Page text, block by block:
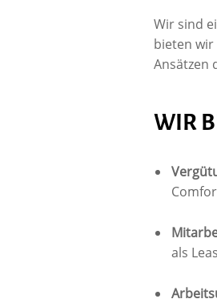
Wir sind
bieten
Ansätzen
WIR
als